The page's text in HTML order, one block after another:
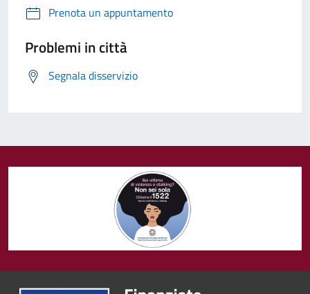
Prenota un appuntamento
Problemi in città
Segnala disservizio